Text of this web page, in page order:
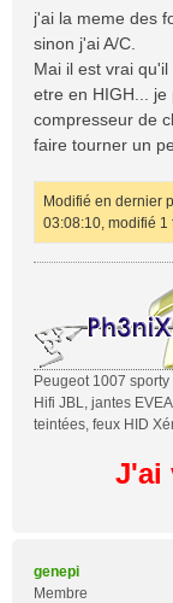
s
a
g
e
j'ai la meme des
sinon j'ai A/C.
Mai il est vrai
etre en HIGH...
compresseur de
faire tourner un
Modifié en dernier
03:08:10, modifié 1
Peugeot 1007
Hifi JBL, jantes
teintées, feux HID
J'ai
genepi
Membre